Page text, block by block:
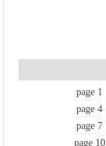
page 1
page 4
page 7
page 10